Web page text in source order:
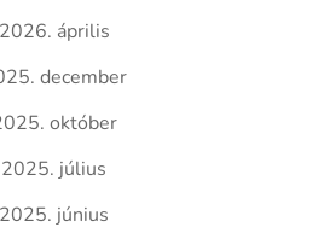
2026. április
december
október
2025. július
2025. június